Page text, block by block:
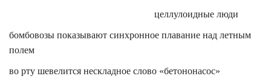
целлулоидные люди
бомбовозы показывают синхронное плавание над летным
полем
во рту шевелится нескладное слово «бетононасос»